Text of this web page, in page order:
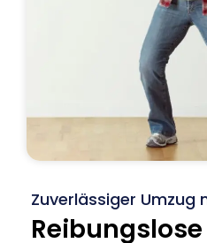
Zuverlässiger Umzug